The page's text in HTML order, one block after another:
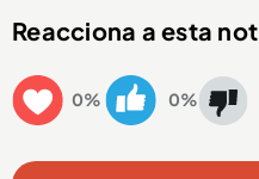
Reacciona a esta
0% 0%